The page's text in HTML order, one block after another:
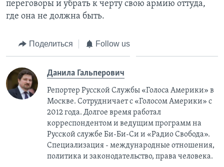
переговоры и убрать к черту свою армию оттуда,
где она не должна быть.
Поделиться Follow us
Данила Гальперович
Репортер Русской Службы «Голоса Америки» в
Москве. Сотрудничает с «Голосом Америки» с
2012 года. Долгое время работал
корреспондентом и ведущим программ на
Русской службе Би-Би-Си и «Радио Свобода».
Специализация - международные отношения,
политика и законодательство, права человека.